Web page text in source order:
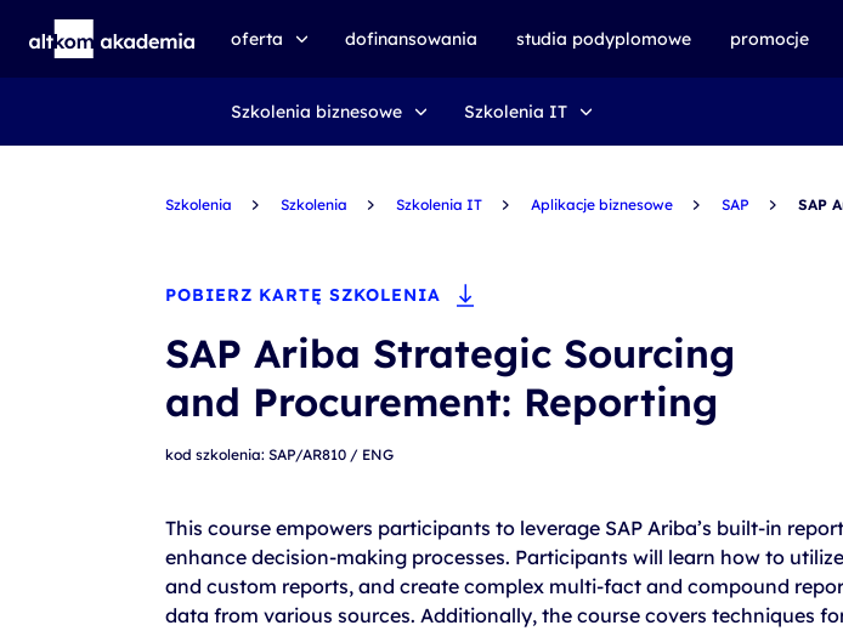
oferta
speexx
certyfikat DMI
AI First
szkolenia VR
szkolenia dla edukacji
szkolenia dla produkcji
szkolenia Broadcom
szkolenia SAP
dofinansowania studia podyplomowe promocje
Szkolenia biznesowe Szkolenia IT
Szkolenia Szkolenia Szkolenia IT Aplikacje biznesowe SAP SAP
POBIERZ KARTĘ SZKOLENIA
SAP Ariba Strategic Sourcing
and Procurement: Reporting
kod szkolenia: SAP/AR810 / ENG
This course empowers participants to leverage SAP Ariba’s built-in
enhance decision-making processes. Participants will learn how to
and custom reports, and create complex multi-fact and compound
data from various sources. Additionally, the course covers techniques